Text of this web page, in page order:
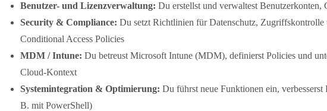
Benutzer- und Lizenzverwaltung: Du erstellst und verwaltest
Security & Compliance: Du setzt Richtlinien für Datenschutz,
Conditional Access Policies
MDM / Intune: Du betreust Microsoft Intune (MDM), definierst Policies und
Cloud-Kontext
Systemintegration & Optimierung: Du führst neue Funktionen ein, verbesserst
B. mit PowerShell)